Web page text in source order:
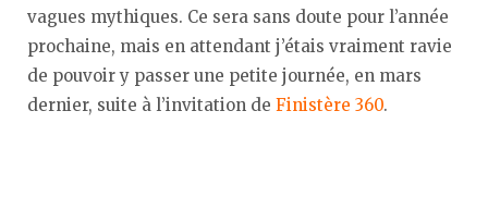
vagues mythiques. Ce sera sans doute pour l’année
prochaine, mais en attendant j’étais vraiment ravie
de pouvoir y passer une petite journée, en mars
dernier, suite à l’invitation de Finistère 360.